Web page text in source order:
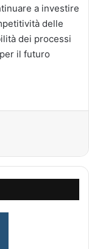
a investire
delle
dei processi
il futuro